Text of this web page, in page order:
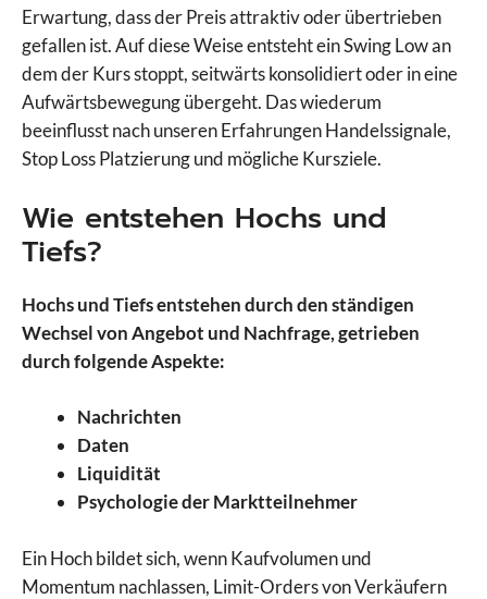
Erwartung, dass der Preis attraktiv oder übertrieben
gefallen ist. Auf diese Weise entsteht ein Swing Low an
dem der Kurs stoppt, seitwärts konsolidiert oder in eine
Aufwärtsbewegung übergeht. Das wiederum
beeinflusst nach unseren Erfahrungen Handelssignale,
Stop Loss Platzierung und mögliche Kursziele.
Wie entstehen Hochs und
Tiefs?
Hochs und Tiefs entstehen durch den ständigen
Wechsel von Angebot und Nachfrage, getrieben
durch folgende Aspekte:
Nachrichten
Daten
Liquidität
Psychologie der Marktteilnehmer
Ein Hoch bildet sich, wenn Kaufvolumen und
Momentum nachlassen, Limit-Orders von Verkäufern